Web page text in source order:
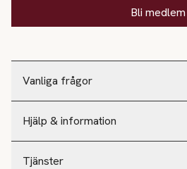
Vanliga frågor
Hjälp & information
Tjänster
Bli medlem